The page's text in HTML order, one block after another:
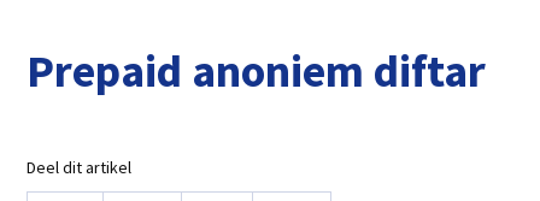
Prepaid anoniem diftar
Deel dit artikel